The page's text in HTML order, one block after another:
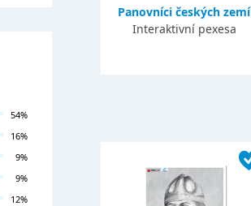
Panovníci českých zemí
Interaktivní pexesa
54%
16%
9%
9%
12%